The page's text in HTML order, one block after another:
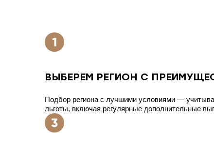
ВЫБЕРЕМ РЕГИОН С
Подбор региона с лучшими условиями —
льготы, включая регулярные дополнительные